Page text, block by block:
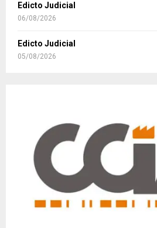
Edicto Judicial
06/08/2026
Edicto Judicial
05/08/2026